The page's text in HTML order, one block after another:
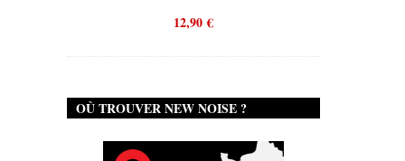
12,90€
OÙ TROUVER NEW NOISE ?